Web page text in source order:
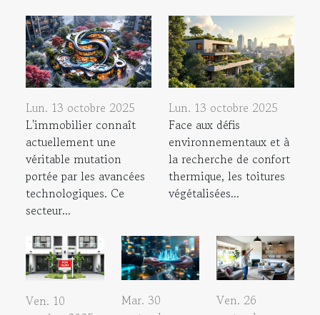
Lun. 13 octobre 2025
L'immobilier connaît
actuellement une
véritable mutation
portée par les avancées
technologiques. Ce
secteur...
Lun. 13 octobre 2025
Face aux défis
environnementaux et à
la recherche de confort
thermique, les toitures
végétalisées...
Ven. 10
Mar. 30
Ven. 26